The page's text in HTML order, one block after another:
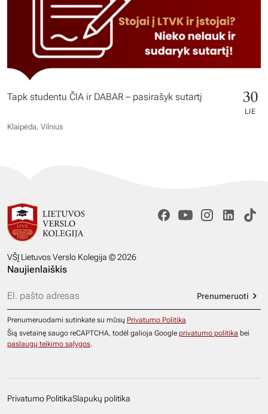
Tapk studentu ČIA ir DABAR – pasirašyk sutartį 30
LIE
Klaipėda, Vilnius
VŠĮ Lietuvos Verslo Kolegija © 2026
Naujienlaiškis
Prenumeruoti
Prenumeruodami sutinkate su mūsų Privatumo Politika
Šią svetainę saugo reCAPTCHA, todėl galioja Google privatumo politika bei
paslaugų teikimo sąlygos.
Privatumo PolitikaSlapukų politika